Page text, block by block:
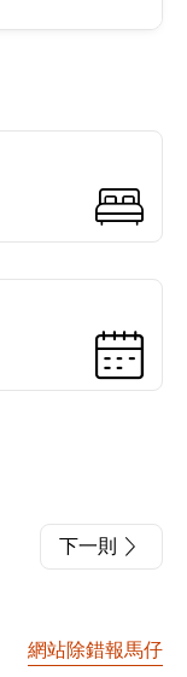
下一則
網站除錯報馬仔